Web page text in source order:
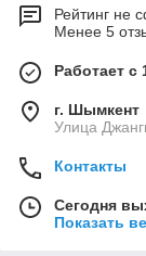
Рейтинг не
Менее 5
Работает с
г. Шымкент
Улица
Контакты
Сегодня
Показать